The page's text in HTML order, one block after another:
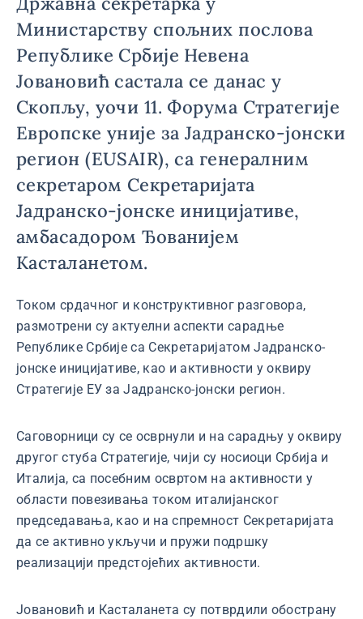
Министарству спољних послова
Републике Србије Невена
Јовановић састала се данас у
Скопљу, уочи 11. Форума Стратегије
Европске уније за Јадранско-јонски
регион (EUSAIR), са генералним
секретаром Секретаријата
Јадранско-јонске иницијативе,
амбасадором Ђованијем
Касталанетом.
Током срдачног и конструктивног разговора,
размотрени су актуелни аспекти сарадње
Републике Србије са Секретаријатом Јадранско-
јонске иницијативе, као и активности у оквиру
Стратегије ЕУ за Јадранско-јонски регион.
Саговорници су се осврнули и на сарадњу у оквиру
другог стуба Стратегије, чији су носиоци Србија и
Италија, са посебним освртом на активности у
области повезивања током италијанског
председавања, као и на спремност Секретаријата
да се активно укључи и пружи подршку
реализацији предстојећих активности.
Јовановић и Касталанета су потврдили обострану